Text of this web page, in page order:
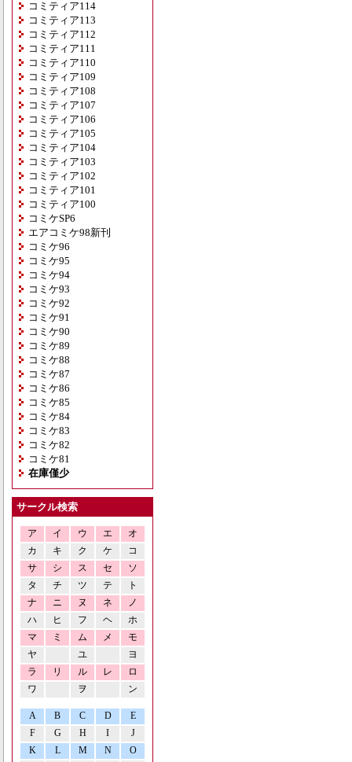
コミティア114
コミティア113
コミティア112
コミティア111
コミティア110
コミティア109
コミティア108
コミティア107
コミティア106
コミティア105
コミティア104
コミティア103
コミティア102
コミティア101
コミティア100
コミケSP6
エアコミケ98新刊
コミケ96
コミケ95
コミケ94
コミケ93
コミケ92
コミケ91
コミケ90
コミケ89
コミケ88
コミケ87
コミケ86
コミケ85
コミケ84
コミケ83
コミケ82
コミケ81
在庫僅少
サークル検索
ア イ ウ エ
オ
カ
キ ク ケ
コ
サ
シ ス セ
ソ
タ
チ ツ テ
ト
ナ
ニ ヌ ネ
ノ
ハ
ヒ フ ヘ
ホ
マ
ミ ム メ
モ
ヤ
ユ
ヨ
ラ
リ ル レ
ロ
ワ
ヲ ン
A B C D
E
F
G H I
J
K
L M N O